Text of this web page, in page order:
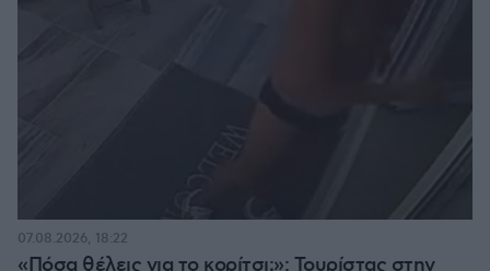
«Πόσα θέλεις για το κορίτσι;»: Τουρίστας στην
07.08.2026, 18:22